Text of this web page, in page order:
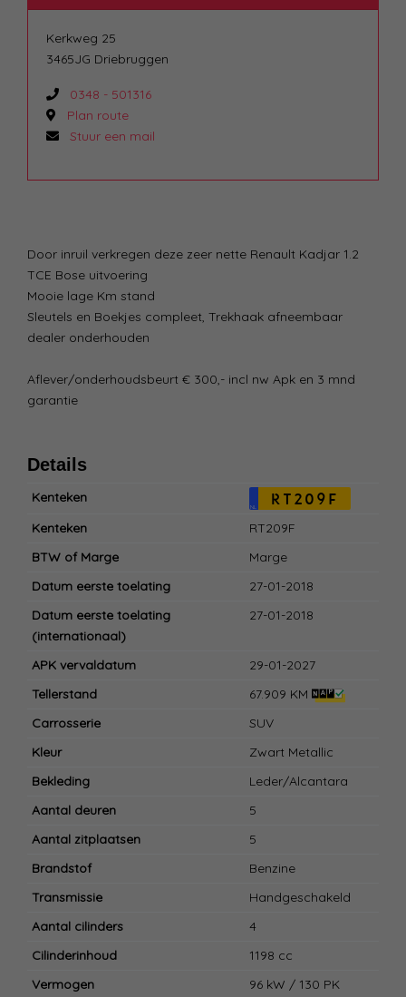
Door inruil verkregen deze zeer nette Renault Kadjar 1.2
TCE Bose uitvoering
Mooie lage Km stand
Sleutels en Boekjes compleet, Trekhaak afneembaar
dealer onderhouden
Aflever/onderhoudsbeurt € 300,- incl nw Apk en 3 mnd
garantie
Details
Kenteken
NL RT209F
Kenteken
RT209F
BTW of Marge
Marge
Datum eerste toelating
27-01-2018
Datum eerste toelating
(internationaal)
27-01-2018
APK vervaldatum
29-01-2027
Tellerstand
67.909 KM
Carrosserie
SUV
Kleur
Zwart Metallic
Bekleding
Leder/Alcantara
Aantal deuren
5
Aantal zitplaatsen
5
Brandstof
Benzine
Transmissie
Handgeschakeld
Aantal cilinders
4
Cilinderinhoud
1198 cc
Vermogen
96 kW / 130 PK
Kerkweg 25
3465JG Driebruggen
0348 - 501316
Plan route
Stuur een mail